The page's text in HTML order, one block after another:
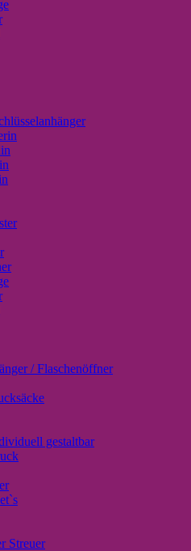
/ Flaschenöffner
gestaltbar
Streuer